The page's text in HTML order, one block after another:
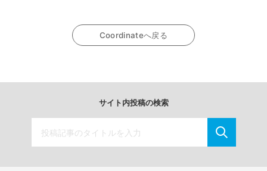
Coordinateへ戻る
サイト内投稿の検索